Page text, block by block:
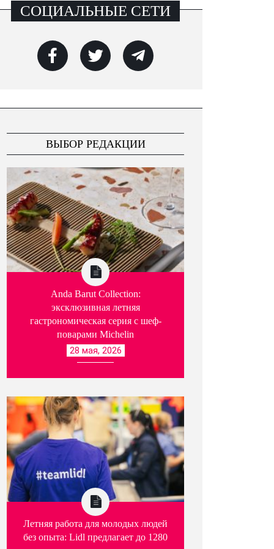
СОЦИАЛЬНЫЕ СЕТИ
ВЫБОР РЕДАКЦИИ
Anda Barut Collection:
эксклюзивная летняя
гастрономическая серия с шеф-
поварами Michelin
28 мая, 2026
Летняя работа для молодых людей
без опыта: Lidl предлагает до 1280